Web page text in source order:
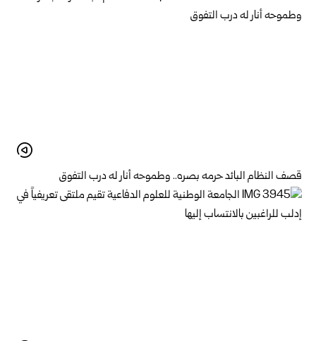
قصف النظام البائد حرمه بصره.. وطموحه أنار له درب التفوق